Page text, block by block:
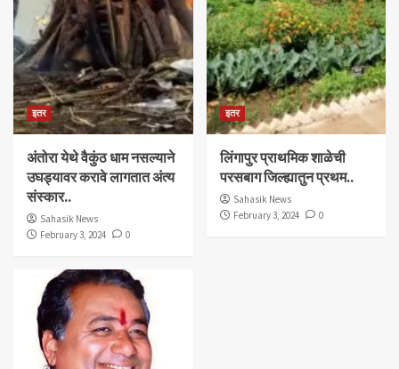
इतर
अंतोरा येथे वैकुंठ धाम नसल्याने
उघड्यावर करावे लागतात अंत्य
संस्कार..
Sahasik News
February 3, 2024
0
इतर
लिंगापुर प्राथमिक शाळेची
परसबाग जिल्ह्यातुन प्रथम..
Sahasik News
February 3, 2024
0